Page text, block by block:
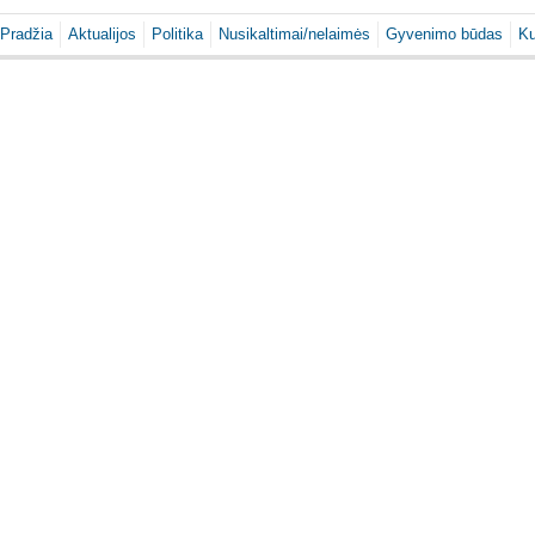
Pradžia Aktualijos Politika Nusikaltimai/nelaimės Gyvenimo būdas